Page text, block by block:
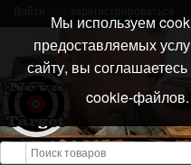
Открыть меню
Мы используем
предоставляемых
сайту, вы
cookie-файлов.